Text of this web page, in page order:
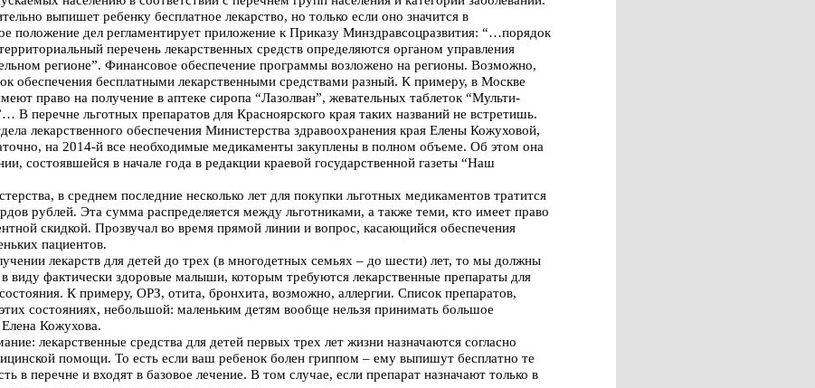
выпишет ребенку бесплатное лекарство, но только если оно значится в
положение дел регламентирует приложение к Приказу Минздравсоцразвития: “…порядок
перечень лекарственных средств определяются органом управления
регионе”. Финансовое обеспечение программы возложено на регионы. Возможно,
обеспечения бесплатными лекарственными средствами разный. К примеру, в Москве
право на получение в аптеке сиропа “Лазолван”, жевательных таблеток “Мульти-
В перечне льготных препаратов для Красноярского края таких названий не встретишь.
лекарственного обеспечения Министерства здравоохранения края Елены Кожуховой,
на 2014-й все необходимые медикаменты закуплены в полном объеме. Об этом она
состоявшейся в начале года в редакции краевой государственной газеты “Наш
в среднем последние несколько лет для покупки льготных медикаментов тратится
рублей. Эта сумма распределяется между льготниками, а также теми, кто имеет право
скидкой. Прозвучал во время прямой линии и вопрос, касающийся обеспечения
пациентов.
лекарств для детей до трех (в многодетных семьях – до шести) лет, то мы должны
виду фактически здоровые малыши, которым требуются лекарственные препараты для
К примеру, ОРЗ, отита, бронхита, возможно, аллергии. Список препаратов,
состояниях, небольшой: маленьким детям вообще нельзя принимать большое
Елена Кожухова.
лекарственные средства для детей первых трех лет жизни назначаются согласно
помощи. То есть если ваш ребенок болен гриппом – ему выпишут бесплатно те
в перечне и входят в базовое лечение. В том случае, если препарат назначают только в